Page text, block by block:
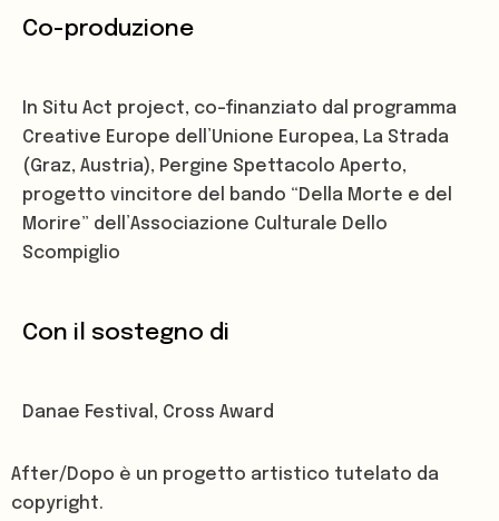
Co-produzione
In Situ Act project, co-finanziato dal programma
Creative Europe dell’Unione Europea, La Strada
(Graz, Austria), Pergine Spettacolo Aperto,
progetto vincitore del bando “Della Morte e del
Morire” dell’Associazione Culturale Dello
Scompiglio
Con il sostegno di
Danae Festival, Cross Award
After/Dopo è un progetto artistico tutelato da
copyright.